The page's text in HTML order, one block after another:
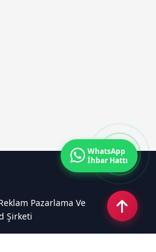
Pazarlama Ve
Şirketi
WhatsApp
İhbar Hattı